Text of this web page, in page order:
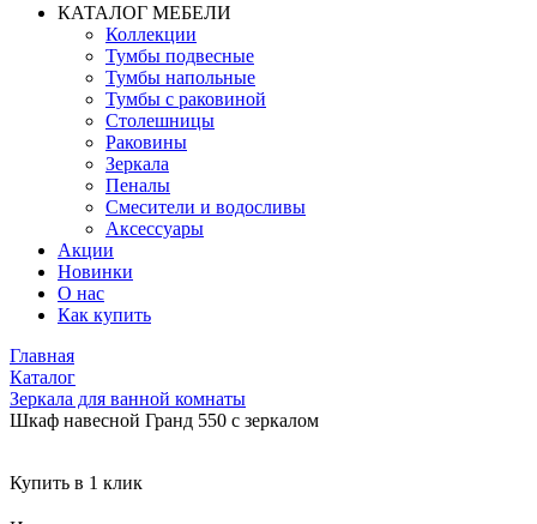
КАТАЛОГ МЕБЕЛИ
Коллекции
Тумбы подвесные
Тумбы напольные
Тумбы с раковиной
Столешницы
Раковины
Зеркала
Пеналы
Смесители и водосливы
Аксессуары
Акции
Новинки
О нас
Как купить
Главная
Каталог
Зеркала для ванной комнаты
Шкаф навесной Гранд 550 с зеркалом
Купить в 1 клик